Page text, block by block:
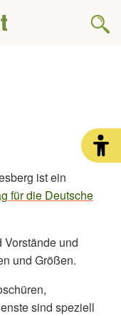
ist ein
für die Deutsche
und
und Größen.
sind speziell